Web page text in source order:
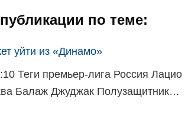
по теме:
уйти из «Динамо»
Теги премьер-лига Россия
Балаж Джуджак Полузащитник…